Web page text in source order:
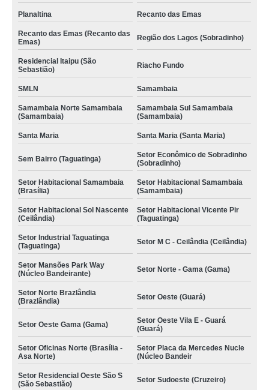
Planaltina Recanto das Emas
Recanto das Emas (Recanto das
Emas)
Região dos Lagos (Sobradinho)
Residencial Itaipu (São
Sebastião)
Riacho Fundo
SMLN Samambaia
Samambaia Norte Samambaia
(Samambaia)
Samambaia Sul Samambaia
(Samambaia)
Santa Maria Santa Maria (Santa Maria)
Sem Bairro (Taguatinga)
Setor Econômico de Sobradinho
(Sobradinho)
Setor Habitacional Samambaia
(Brasília)
Setor Habitacional Samambaia
(Samambaia)
Setor Habitacional Sol Nascente
(Ceilândia)
Setor Habitacional Vicente Pir
(Taguatinga)
Setor Industrial Taguatinga
(Taguatinga)
Setor M C - Ceilândia (Ceilândia)
Setor Mansões Park Way
(Núcleo Bandeirante)
Setor Norte - Gama (Gama)
Setor Norte Brazlândia
(Brazlândia)
Setor Oeste (Guará)
Setor Oeste Gama (Gama)
Setor Oeste Vila E - Guará
(Guará)
Setor Oficinas Norte (Brasília -
Asa Norte)
Setor Placa da Mercedes Nucle
(Núcleo Bandeir
Setor Residencial Oeste São S
(São Sebastião)
Setor Sudoeste (Cruzeiro)